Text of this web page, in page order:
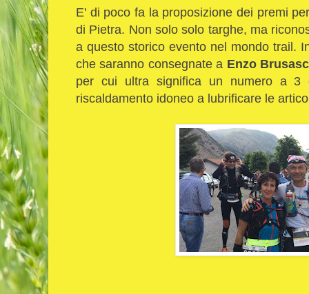
E' di poco fa la proposizione dei premi
di Pietra. Non solo solo targhe, ma
a questo storico evento nel mondo trail.
che saranno consegnate a Enzo
per cui ultra significa un numero a
riscaldamento idoneo a lubrificare le